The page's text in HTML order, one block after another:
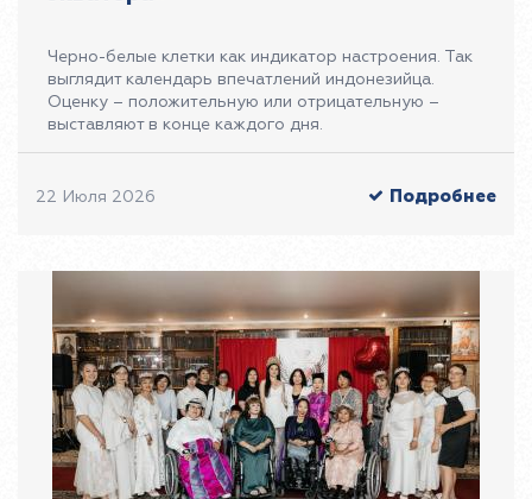
Черно-белые клетки как индикатор настроения. Так
выглядит календарь впечатлений индонезийца.
Оценку – положительную или отрицательную –
выставляют в конце каждого дня.
22 Июля 2026 Подробнее